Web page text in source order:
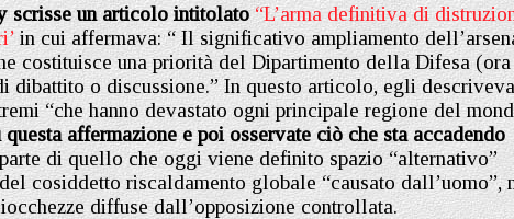
scrisse un articolo intitolato “L’arma definitiva di
in cui affermava: “ Il significativo ampliamento
costituisce una priorità del Dipartimento della Difesa (ora
dibattito o discussione.” In questo articolo, egli
“che hanno devastato ogni principale regione del
affermazione e poi osservate ciò che sta accadendo
di quello che oggi viene definito spazio “alternativo”
cosiddetto riscaldamento globale “causato dall’uomo”,
diffuse dall’opposizione controllata.